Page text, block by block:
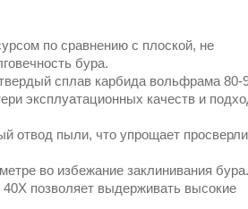
по сравнению с плоской, не
бура.
сплав карбида вольфрама 80-
эксплуатационных качеств и
отвод пыли, что упрощает
во избежание заклинивания бура.
40Х позволяет выдерживать высокие